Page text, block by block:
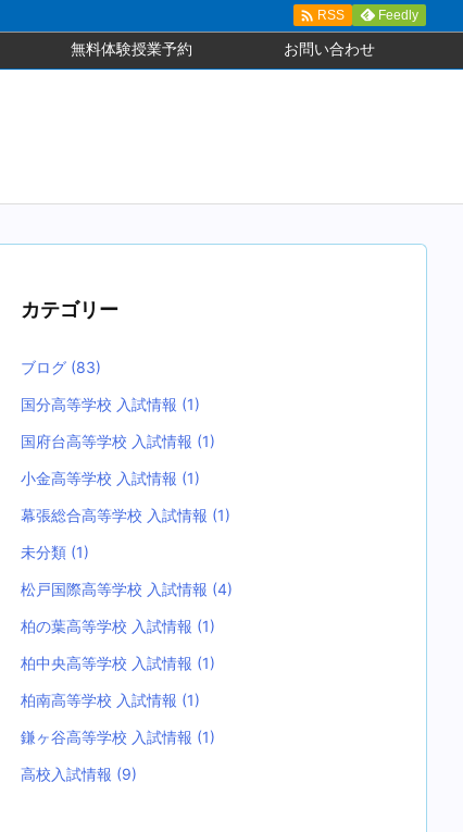
無料体験授業予約 お問い合わせ
 RSS Feedly
カテゴリー
ブログ (83)
国分高等学校 入試情報 (1)
国府台高等学校 入試情報 (1)
小金高等学校 入試情報 (1)
幕張総合高等学校 入試情報 (1)
未分類 (1)
松戸国際高等学校 入試情報 (4)
柏の葉高等学校 入試情報 (1)
柏中央高等学校 入試情報 (1)
柏南高等学校 入試情報 (1)
鎌ヶ谷高等学校 入試情報 (1)
高校入試情報 (9)